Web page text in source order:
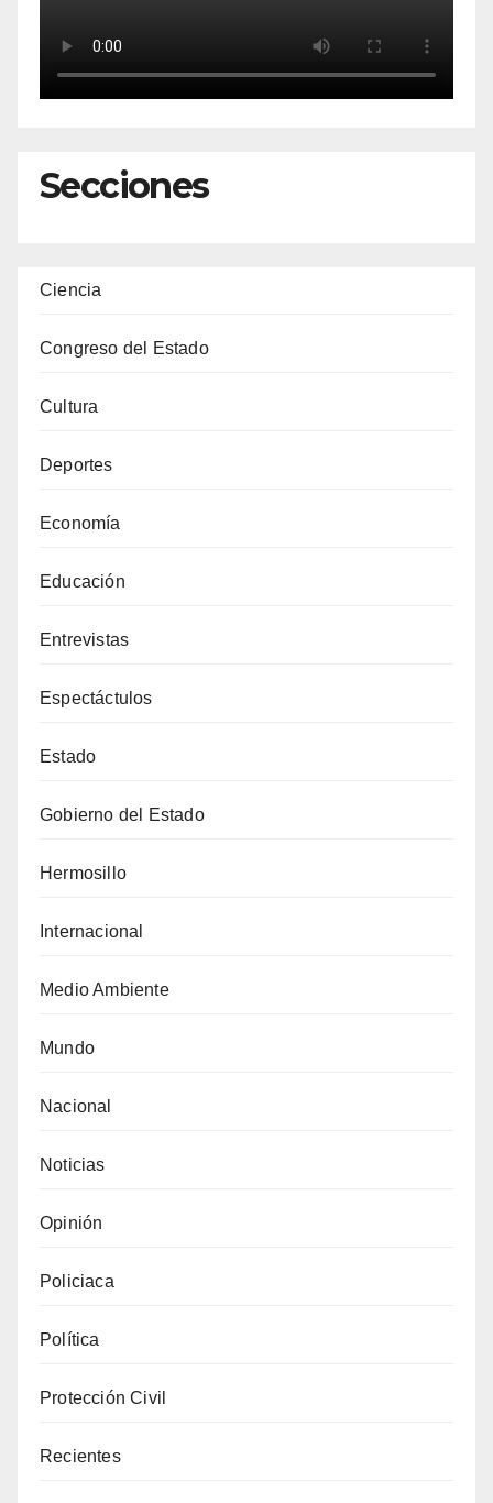
Secciones
Ciencia
Congreso del Estado
Cultura
Deportes
Economía
Educación
Entrevistas
Espectáctulos
Estado
Gobierno del Estado
Hermosillo
Internacional
Medio Ambiente
Mundo
Nacional
Noticias
Opinión
Policiaca
Política
Protección Civil
Recientes